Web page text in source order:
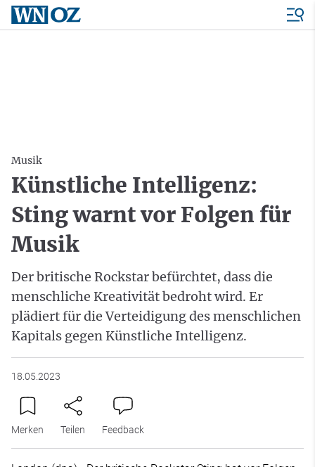
Musik
Künstliche Intelligenz:
Sting warnt vor Folgen für
Musik
Der britische Rockstar befürchtet, dass die
menschliche Kreativität bedroht wird. Er
plädiert für die Verteidigung des menschlichen
Kapitals gegen Künstliche Intelligenz.
18.05.2023
Merken Teilen Feedback